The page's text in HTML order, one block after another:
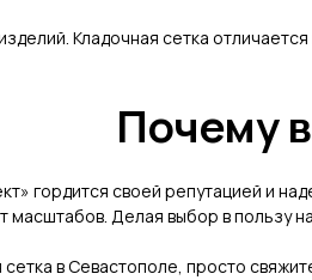
Кладочная сетка
Почему
гордится своей репутацией и
масштабов. Делая выбор в пользу
в Севастополе, просто